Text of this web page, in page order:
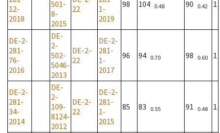
12-
2018
501-
8-
2015
22
1-
2019
98 104 0.48 90 0.42 1
DE-2-
281-
76-
2016
DE-
2-
502-
5046-
2013
DE-2-
22
DE-2-
281-
1-
2017
96 94 0.70 98 0.60 1
DE-2-
281-
34-
2014
DE-
2-
109-
8124-
2012
DE-2-
22
DE-2-
281-
1-
2015
85 83 0.55 91 0.48 1